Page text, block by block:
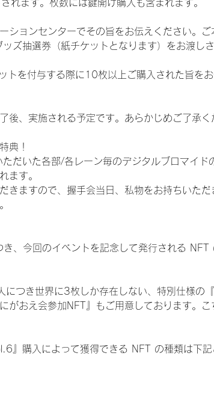
れます。枚数には鍵開け購入も含まれます。
ションセンターでその旨をお伝えください。
ズ抽選券（紙チケットとなります）をお渡しさ
トを付与する際に10枚以上ご購入された旨を
、実施される予定です。あらかじめご了承く
典！
だいた各部/各レーン毎のデジタルブロマイド
ます。
きますので、握手会当日、私物をお持ちいた
、今回のイベントを記念して発行される NFT
につき世界に3枚しか存在しない、特別仕様の
がおえ会参加NFT』もご用意しております。
』購入によって獲得できる NFT の種類は下記